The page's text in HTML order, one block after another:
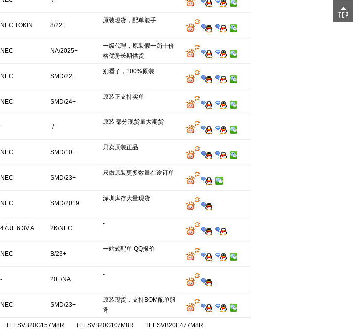
NEC TOKIN 8/22+
原装现货，配单能手
NEC NA/2025+
一级代理，原装假一罚十价
格优势长期供货
NEC SMD/22+
别看了，100%原装
NEC SMD/24+
原装正支持实单
- -/-
原装 部分现货量大期货
NEC SMD/10+
只卖原装正品
NEC SMD/23+
只做原装更多数量在途订单
NEC SMD/2019
深圳库存大量现货
47UF 6.3V A 2K/NEC
-
NEC B/23+
一站式配单 QQ报价
- 20+/NA
-
NEC SMD/23+
原装现货，支持BOM配单服
务
TEESVB20G157M8R TEESVB20G107M8R
TEESVB20E477M8R